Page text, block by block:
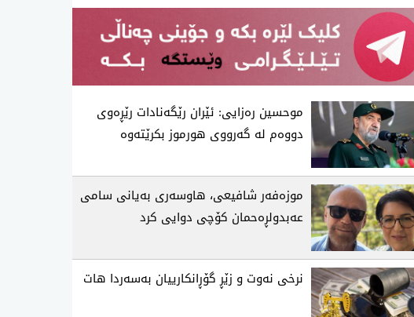
موحسین ره‌زایی: ئێران رێگه‌نادات رێڕه‌وی
دووه‌م له‌ گه‌رووی هورموز بكرێته‌وه‌
موزه‌فه‌ر شافیعی، هاوسه‌ری به‌یانی سامی
عه‌بدولڕه‌حمان كۆچی‌ دوایی كرد
نرخی نه‌وت و زێڕ گۆڕانكارییان به‌سه‌ردا هات